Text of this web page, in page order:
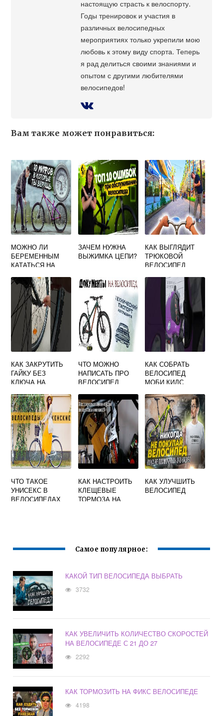
настоящую страсть к велоспорту.
Годы тренировок и участия в
различных велосипедных
мероприятиях только укрепили мою
любовь к этому виду спорта. Теперь
я рад делиться своими знаниями и
опытом с другими любителями
велосипедов!
Вам также может понравиться:
МОЖНО ЛИ
БЕРЕМЕННЫМ
КАТАТЬСЯ НА
ЗАЧЕМ НУЖНА
ВЫЖИМКА ЦЕПИ?
КАК ВЫГЛЯДИТ
ТРЮКОВОЙ
ВЕЛОСИПЕД
КАК ЗАКРУТИТЬ
ГАЙКУ БЕЗ
КЛЮЧА НА
ЧТО МОЖНО
НАПИСАТЬ ПРО
ВЕЛОСИПЕД
КАК СОБРАТЬ
ВЕЛОСИПЕД
МОБИ КИДС
ЧТО ТАКОЕ
УНИСЕКС В
ВЕЛОСИПЕДАХ
КАК НАСТРОИТЬ
КЛЕЩЕВЫЕ
ТОРМОЗА НА
КАК УЛУЧШИТЬ
ВЕЛОСИПЕД
Самое популярное:
КАКОЙ ТИП ВЕЛОСИПЕДА ВЫБРАТЬ
3732
КАК УВЕЛИЧИТЬ КОЛИЧЕСТВО СКОРОСТЕЙ
НА ВЕЛОСИПЕДЕ С 21 ДО 27
2292
КАК ТОРМОЗИТЬ НА ФИКС ВЕЛОСИПЕДЕ
4198